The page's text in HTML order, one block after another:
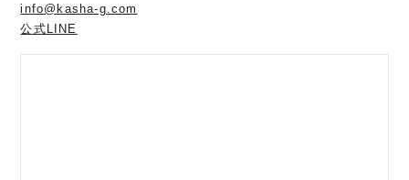
info@kasha-g.com
公式LINE